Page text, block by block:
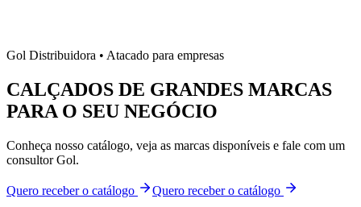
Gol Distribuidora • Atacado para empresas
CALÇADOS DE GRANDES MARCAS
PARA O SEU NEGÓCIO
Conheça nosso catálogo, veja as marcas disponíveis e fale com um
consultor Gol.
Quero receber o catálogo
Quero receber o catálogo